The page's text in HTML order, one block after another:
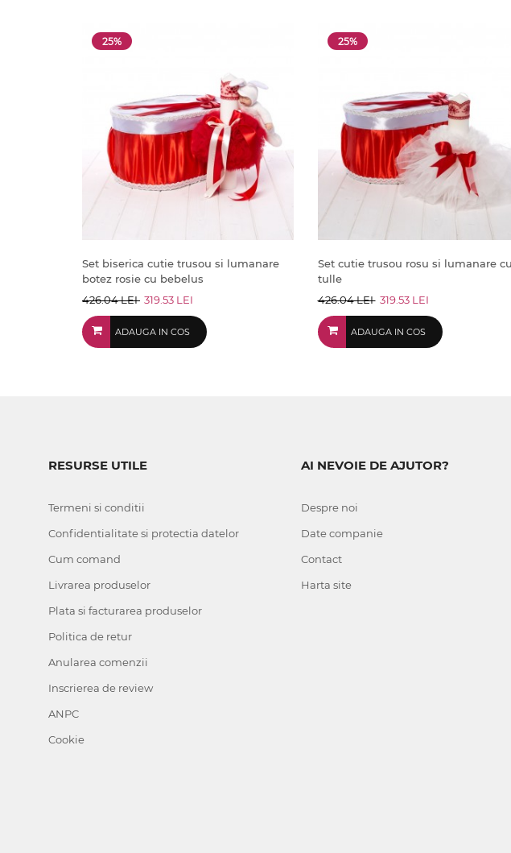
25%
Set biserica cutie trusou si lumanare
botez rosie cu bebelus
426.04 LEI 319.53 LEI
ADAUGA IN COS
25%
Set cutie trusou rosu si lumanare cu
tulle
426.04 LEI 319.53 LEI
ADAUGA IN COS
RESURSE UTILE
Termeni si conditii
Confidentialitate si protectia datelor
Cum comand
Livrarea produselor
Plata si facturarea produselor
Politica de retur
Anularea comenzii
Inscrierea de review
ANPC
Cookie
AI NEVOIE DE AJUTOR?
Despre noi
Date companie
Contact
Harta site